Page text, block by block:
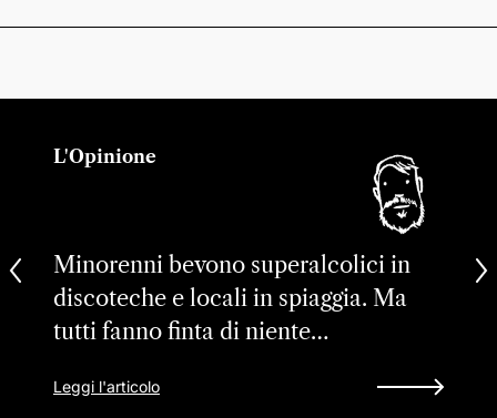
L'Opinione
Minorenni bevono superalcolici in
discoteche e locali in spiaggia. Ma
tutti fanno finta di niente…
Leggi l'articolo